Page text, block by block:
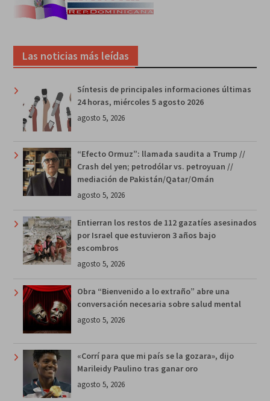
Las noticias más leídas
Síntesis de principales informaciones últimas
24 horas, miércoles 5 agosto 2026
agosto 5, 2026
“Efecto Ormuz”: llamada saudita a Trump //
Crash del yen; petrodólar vs. petroyuan //
mediación de Pakistán/Qatar/Omán
agosto 5, 2026
Entierran los restos de 112 gazatíes asesinados
por Israel que estuvieron 3 años bajo
escombros
agosto 5, 2026
Obra “Bienvenido a lo extraño” abre una
conversación necesaria sobre salud mental
agosto 5, 2026
«Corrí para que mi país se la gozara», dijo
Marileidy Paulino tras ganar oro
agosto 5, 2026